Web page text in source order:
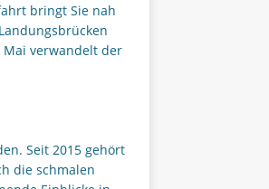
bringt Sie nah
Mai verwandelt der
Seit 2015 gehört
die schmalen